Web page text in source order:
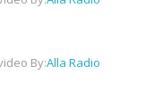
By:Alla Radio